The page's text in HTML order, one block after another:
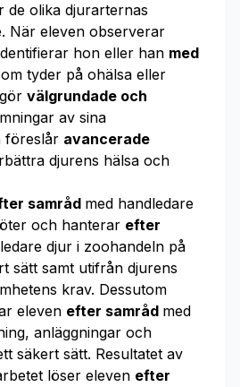
de olika djurarternas
När eleven observerar
hon eller han med
tyder på ohälsa eller
välgrundade och
av sina
föreslår avancerade
djurens hälsa och
samråd med handledare
och hanterar efter
djur i zoohandeln på
sätt samt utifrån djurens
krav. Dessutom
eleven efter samråd med
anläggningar och
säkert sätt. Resultatet av
löser eleven efter